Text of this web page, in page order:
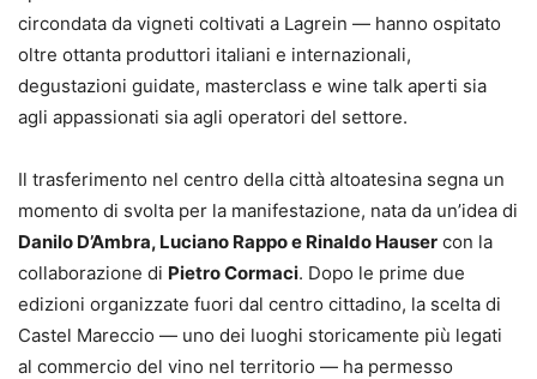
circondata da vigneti coltivati a Lagrein — hanno ospitato
oltre ottanta produttori italiani e internazionali,
degustazioni guidate, masterclass e wine talk aperti sia
agli appassionati sia agli operatori del settore.
Il trasferimento nel centro della città altoatesina segna un
momento di svolta per la manifestazione, nata da un’idea di
Danilo D’Ambra, Luciano Rappo e Rinaldo Hauser con la
collaborazione di Pietro Cormaci. Dopo le prime due
edizioni organizzate fuori dal centro cittadino, la scelta di
Castel Mareccio — uno dei luoghi storicamente più legati
al commercio del vino nel territorio — ha permesso